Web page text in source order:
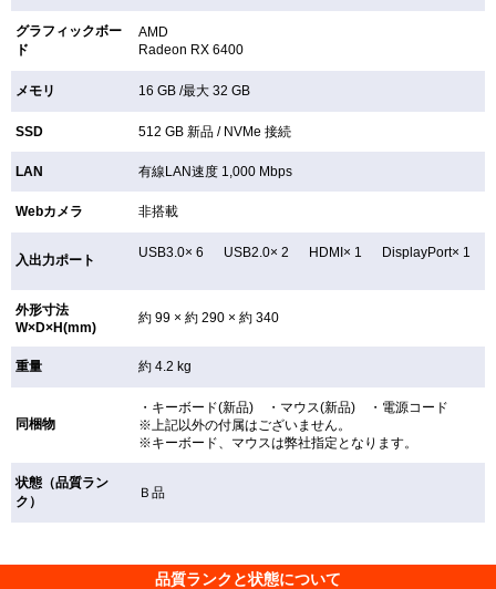
グラフィックボー
ド
AMD
Radeon RX 6400
メモリ 16 GB /最大 32 GB
SSD 512 GB新品 / NVMe 接続
LAN 有線LAN速度 1,000 Mbps
Webカメラ 非搭載
入出力ポート USB3.0× 6 USB2.0× 2 HDMI× 1 DisplayPort× 1
外形寸法
W×D×H(mm)
約 99 × 約 290 × 約 340
重量 約 4.2 kg
同梱物
・キーボード(新品) ・マウス(新品) ・電源コード
※上記以外の付属はございません。
※キーボード、マウスは弊社指定となります。
状態（品質ラン
ク）
Ｂ品
品質ランクと状態について